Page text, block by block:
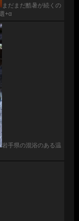
まだまだ酷暑が続くの
+α
岩手県の混浴のある温